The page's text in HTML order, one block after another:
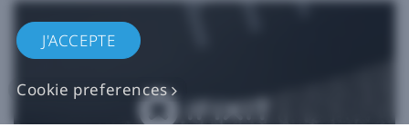
J'ACCEPTE
Cookie preferences